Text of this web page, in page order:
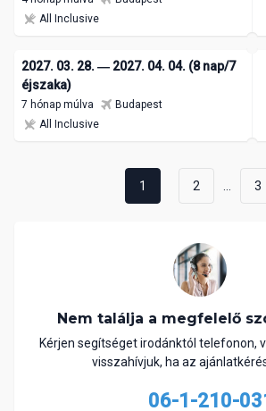
All Inclusive
2027. 03. 28. ― 2027. 04. 04. (8 nap/7
éjszaka)
7 hónap múlva
Budapest
All Inclusive
1 2 3
Nem találja a megfelelő
Kérjen segítséget irodánktól telefonon,
visszahívjuk, ha az
06-1-210-